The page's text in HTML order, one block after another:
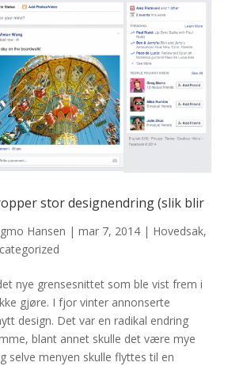
stor designendring (slik blir
Hansen | mar 7, 2014| Hovedsak,
nye grensesnittet som ble vist frem i
gjøre. I fjor vinter annonserte
design. Det var en radikal endring
blant annet skulle det være mye
selve menyen skulle flyttes til en